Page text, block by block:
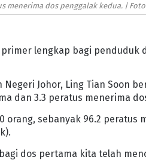
menerima dos penggalak kedua. |
primer lengkap bagi penduduk
Johor, Ling Tian Soon
dan 3.3 peratus menerima
sebanyak 96.2 peratus
dos pertama kita telah